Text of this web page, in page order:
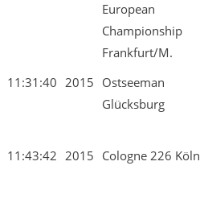
European
Championship
Frankfurt/M.
11:31:40 2015 Ostseeman
Glücksburg
11:43:42 2015 Cologne 226 Köln